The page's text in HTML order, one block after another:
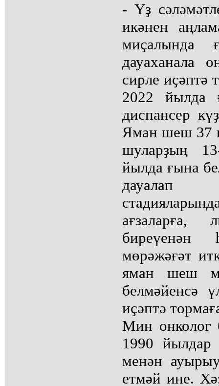
- Үҙ
икәнен
миҫалында
дауаханала
сирле иҫәптә
2022 йылда
диспансер
Яман шеш 37
шуларҙың
йылда ғына
дауалап
ағзаларға,
мөрәжәғәт
яман шеш
белмәйенсә
иҫәптә
Мин онколог
1990
менән
етмәй ине.